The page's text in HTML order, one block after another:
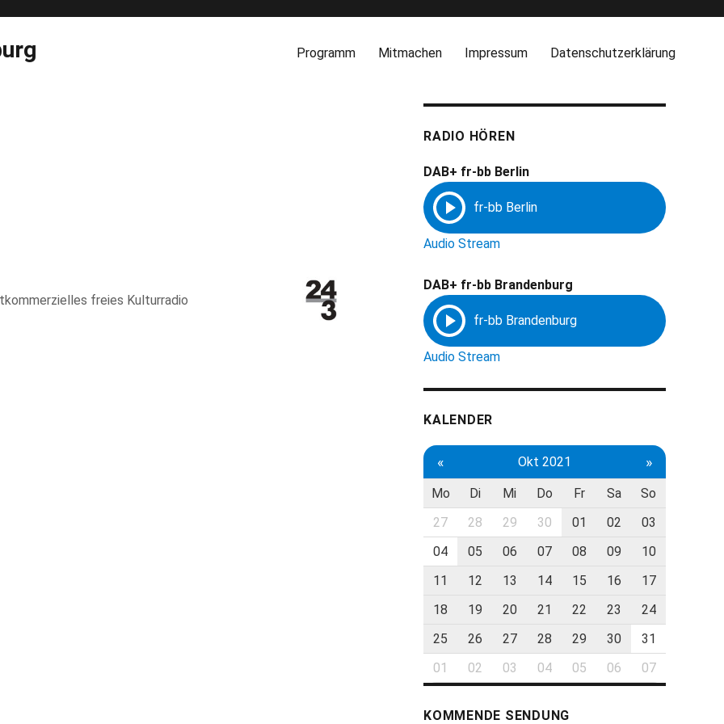
Programm Mitmachen Impressum Datenschutzerklärung
freies Kulturradio
RADIO HÖREN
DAB+ fr-bb Berlin
Audio Stream
DAB+ fr-bb Brandenburg
Audio Stream
KALENDER
« Okt 2021 »
Mo Di Mi Do Fr Sa
So
27
28 29 30 01 02
03
04
05 06 07 08 09
10
11
12 13 14 15 16
17
18
19 20 21 22 23
24
25
26 27 28 29 30
31
01
02 03 04 05 06 07
KOMMENDE SENDUNG